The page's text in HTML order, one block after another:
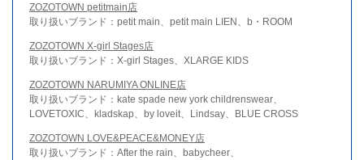
ZOZOTOWN petitmain店
取り扱いブランド：petit main、petit main LIEN、b・ROOM
ZOZOTOWN X-girl Stages店
取り扱いブランド：X-girl Stages、XLARGE KIDS
ZOZOTOWN NARUMIYA ONLINE店
取り扱いブランド：kate spade new york childrenswear、
LOVETOXIC、kladskap、by loveit、Lindsay、BLUE CROSS
ZOZOTOWN LOVE&PEACE&MONEY店
取り扱いブランド：After the rain、babycheer、